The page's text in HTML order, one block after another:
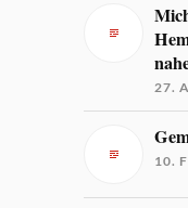
27.
10.